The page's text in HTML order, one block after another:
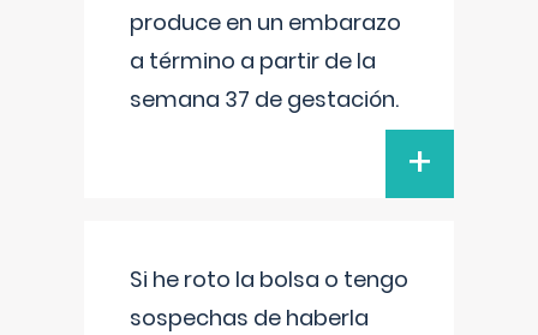
produce en un embarazo
a término a partir de la
semana 37 de gestación.
+
Si he roto la bolsa o tengo
sospechas de haberla